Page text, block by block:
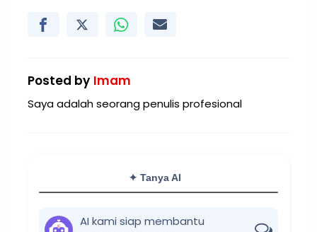
Posted by Imam
Saya adalah seorang penulis profesional
✦ Tanya AI
AI kami siap membantu